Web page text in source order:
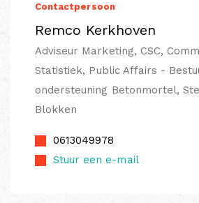
Contactpersoon
Remco Kerkhoven
Adviseur Marketing, CSC,
Statistiek, Public Affairs -
ondersteuning Betonmortel,
Blokken
0613049978
Stuur een e-mail